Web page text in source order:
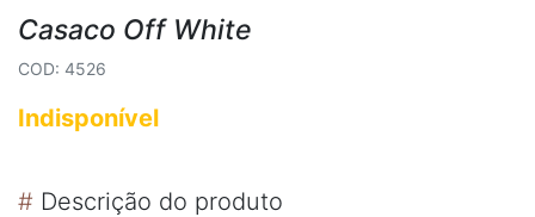
Casaco Off White
COD: 4526
Indisponível
# Descrição do produto